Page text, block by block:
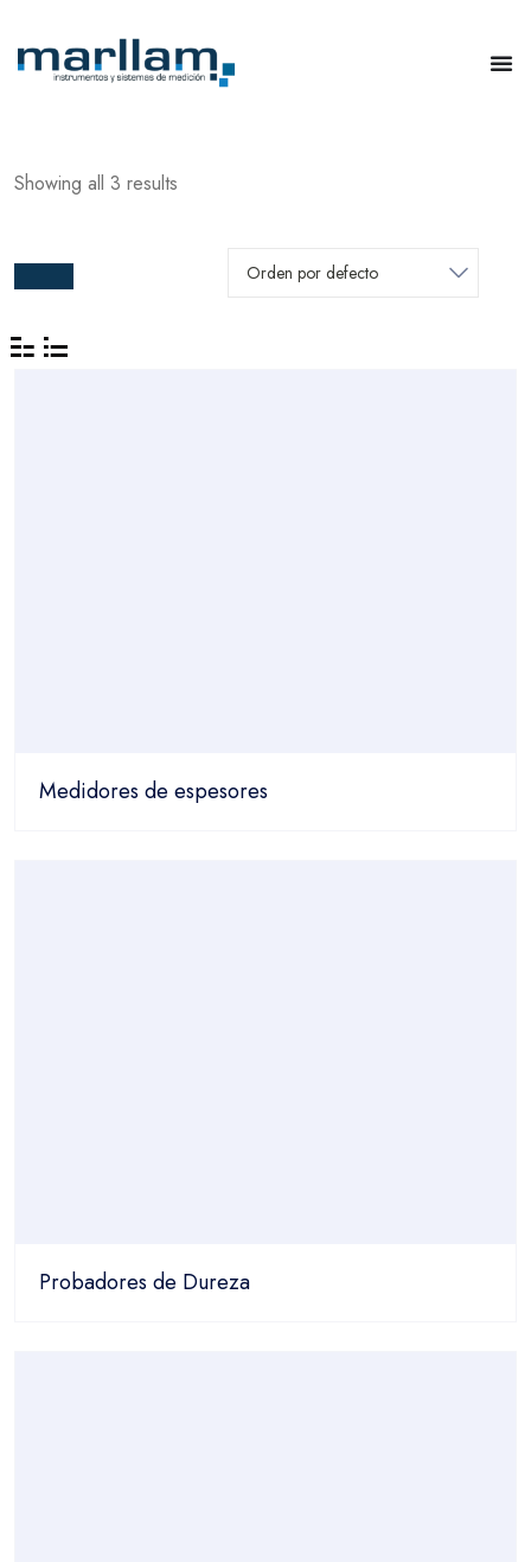
Showing all 3 results
Medidores de espesores
Probadores de Dureza